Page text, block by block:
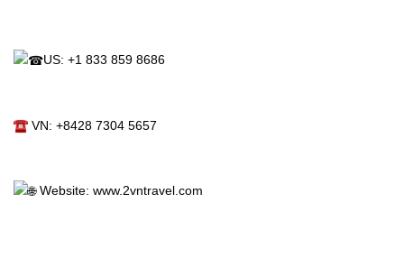
US: +1 833 859 8686
VN: +8428 7304 5657
Website: www.2vntravel.com